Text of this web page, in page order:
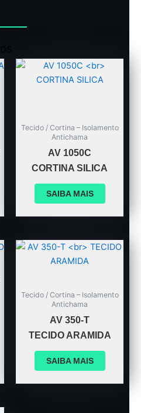
Tecido / Cortina – Isolamento
Antichama
AV 1050C
CORTINA SILICA
SAIBA MAIS
Tecido / Cortina – Isolamento
Antichama
AV 350-T
TECIDO ARAMIDA
SAIBA MAIS